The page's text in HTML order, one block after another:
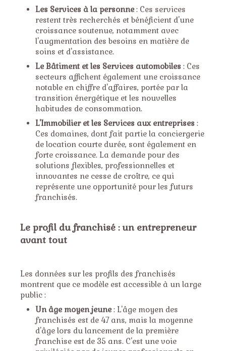
Les Services à la personne : Ces services
restent très recherchés et bénéficient d'une
croissance soutenue, notamment avec
l'augmentation des besoins en matière de
soins et d'assistance.
Le Bâtiment et les Services automobiles : Ces
secteurs affichent également une croissance
notable en chiffre d'affaires, portée par la
transition énergétique et les nouvelles
habitudes de consommation.
L'Immobilier et les Services aux entreprises :
Ces domaines, dont fait partie la conciergerie
de location courte durée, sont également en
forte croissance. La demande pour des
solutions flexibles, professionnelles et
innovantes ne cesse de croître, ce qui
représente une opportunité pour les futurs
franchisés.
Le profil du franchisé : un entrepreneur
avant tout
Les données sur les profils des franchisés
montrent que ce modèle est accessible à un large
public :
Un âge moyen jeune : L'âge moyen des
franchisés est de 47 ans, mais la moyenne
d'âge lors du lancement de la première
franchise est de 35 ans. C'est une voie